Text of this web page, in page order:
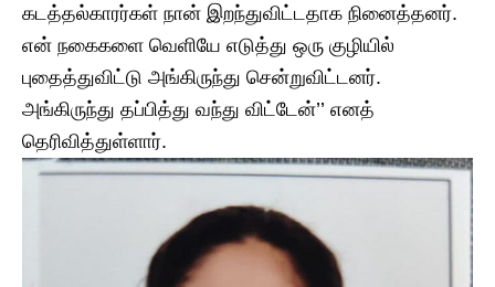
கடத்தல்காரர்கள் நான் இறந்துவிட்டதாக நினைத்தனர்.
என் நகைகளை வெளியே எடுத்து ஒரு குழியில்
புதைத்துவிட்டு அங்கிருந்து சென்றுவிட்டனர்.
அங்கிருந்து தப்பித்து வந்து விட்டேன்’’ எனத்
தெரிவித்துள்ளார்.